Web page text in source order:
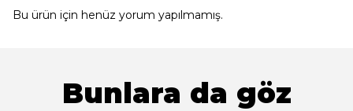
Bu ürün için henüz yorum yapılmamış.
Bunlara da göz